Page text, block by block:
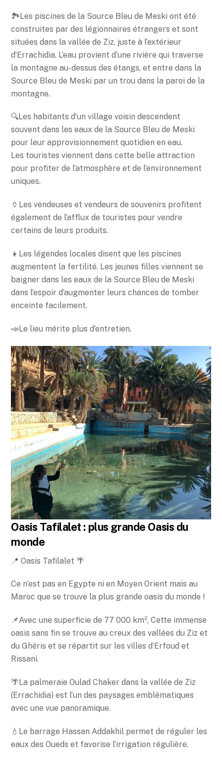
🏞Les piscines de la Source Bleu de Meski ont été
construites par des légionnaires étrangers et sont
situées dans la vallée de Ziz, juste à l’extérieur
d’Errachidia. L’eau provient d’une rivière qui traverse
la montagne au-dessus des étangs, et entre dans la
Source Bleu de Meski par un trou dans la paroi de la
montagne.
🔍Les habitants d’un village voisin descendent
souvent dans les eaux de la Source Bleu de Meski
pour leur approvisionnement quotidien en eau.
Les touristes viennent dans cette belle attraction
pour profiter de l’atmosphère et de l’environnement
uniques.
🏺Les vendeuses et vendeurs de souvenirs profitent
également de l’afflux de touristes pour vendre
certains de leurs produits.
👧Les légendes locales disent que les piscines
augmentent la fertilité. Les jeunes filles viennent se
baigner dans les eaux de la Source Bleu de Meski
dans l’espoir d’augmenter leurs chances de tomber
enceinte facilement.
📣Le lieu mérite plus d’entretien.
Oasis Tafilalet : plus grande Oasis du
monde
📍 Oasis Tafilalet 🌴
Ce n’est pas en Egypte ni en Moyen Orient mais au
Maroc que se trouve la plus grande oasis du monde !
📌Avec une superficie de 77 000 km², Cette immense
oasis sans fin se trouve au creux des vallées du Ziz et
du Ghéris et se répartit sur les villes d’Erfoud et
Rissani.
🌴La palmeraie Oulad Chaker dans la vallée de Ziz
(Errachidia) est l’un des paysages emblématiques
avec une vue panoramique.
💧Le barrage Hassan Addakhil permet de réguler les
eaux des Oueds et favorise l’irrigation régulière.